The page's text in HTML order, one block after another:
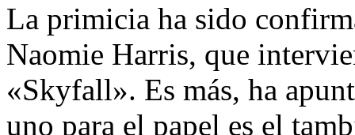
La primicia ha sido
Naomie Harris, que
«Skyfall». Es más, ha
uno para el papel es el